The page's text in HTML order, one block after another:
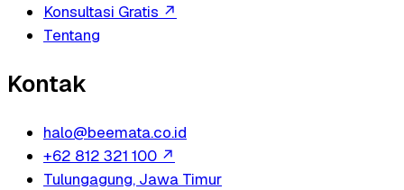
Konsultasi Gratis ↗
Tentang
Kontak
halo@beemata.co.id
+62 812 321 100 ↗
Tulungagung, Jawa Timur